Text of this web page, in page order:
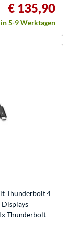
€ 135,90
5-9 Werktagen
Thunderbolt 4
Displays
Thunderbolt